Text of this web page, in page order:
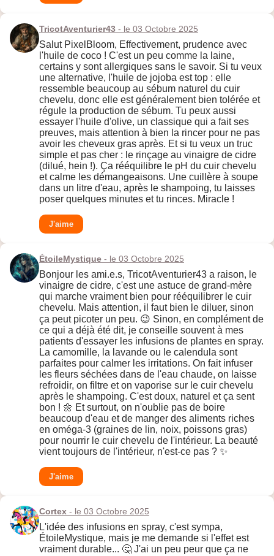
TricotAventurier43 - le 03 Octobre 2025
Salut PixelBloom, Effectivement, prudence avec
l'huile de coco ! C'est un peu comme la laine,
certains y sont allergiques sans le savoir. Si tu veux
une alternative, l'huile de jojoba est top : elle
ressemble beaucoup au sébum naturel du cuir
chevelu, donc elle est généralement bien tolérée et
régule la production de sébum. Tu peux aussi
essayer l'huile d'olive, un classique qui a fait ses
preuves, mais attention à bien la rincer pour ne pas
avoir les cheveux gras après. Et si tu veux un truc
simple et pas cher : le rinçage au vinaigre de cidre
(dilué, hein !). Ça rééquilibre le pH du cuir chevelu
et calme les démangeaisons. Une cuillère à soupe
dans un litre d'eau, après le shampoing, tu laisses
poser quelques minutes et tu rinces. Miracle !
J'aime
ÉtoileMystique - le 03 Octobre 2025
Bonjour les ami.e.s, TricotAventurier43 a raison, le
vinaigre de cidre, c'est une astuce de grand-mère
qui marche vraiment bien pour rééquilibrer le cuir
chevelu. Mais attention, il faut bien le diluer, sinon
ça peut picoter un peu. 😉 Sinon, en complément de
ce qui a déjà été dit, je conseille souvent à mes
patients d'essayer les infusions de plantes en spray.
La camomille, la lavande ou le calendula sont
parfaites pour calmer les irritations. On fait infuser
les fleurs séchées dans de l'eau chaude, on laisse
refroidir, on filtre et on vaporise sur le cuir chevelu
après le shampoing. C'est doux, naturel et ça sent
bon ! 🌼 Et surtout, on n'oublie pas de boire
beaucoup d'eau et de manger des aliments riches
en oméga-3 (graines de lin, noix, poissons gras)
pour nourrir le cuir chevelu de l'intérieur. La beauté
vient toujours de l'intérieur, n'est-ce pas ? ✨
J'aime
Cortex - le 03 Octobre 2025
L'idée des infusions en spray, c'est sympa,
ÉtoileMystique, mais je me demande si l'effet est
vraiment durable... 🤔 J'ai un peu peur que ça ne